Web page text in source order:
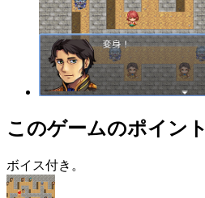
このゲームのポイント
ボイス付き。